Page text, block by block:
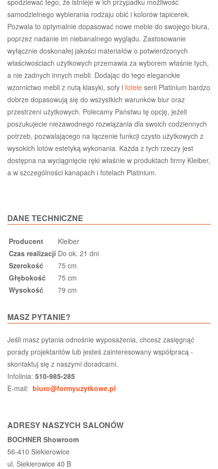
samodzielnego wybierania rodzaju obić i kolorów tapicerek.
Pozwala to optymalnie dopasować nowe meble do swojego biura,
poprzez nadanie im niebanalnego wyglądu. Zastosowanie
wyłącznie doskonałej jakości materiałów o potwierdzonych
właściwościach użytkowych przemawia za wyborem właśnie tych,
a nie żadnych innych mebli. Dodając do tego eleganckie
wzornictwo mebli z nutą klasyki, sofy i fotele serii Platinium bardzo
dobrze dopasowują się do wszystkich warunków biur oraz
przestrzeni użytkowych. Polecamy Państwu tę opcję, jeżeli
poszukujecie niezawodnego rozwiązania dla swoich codziennych
potrzeb, pozwalającego na łączenie funkcji czysto użytkowych z
wysokich lotów estetyką wykonania. Każda z tych rzeczy jest
dostępna na wyciągnięcie ręki właśnie w produktach firmy Kleiber,
a w szczególności kanapach i fotelach Platinium.
DANE TECHNICZNE
Producent
Kleiber
Czas realizacji Do ok. 21 dni
Szerokość
75 cm
Głębokość
75 cm
Wysokość
79 cm
MASZ PYTANIE?
Jeśli masz pytania odnośnie wyposażenia, chcesz zasięgnąć
porady projektantów lub jesteś zainteresowany współpracą -
skontaktuj się z naszymi doradcami.
Infolinia: 510-985-285
E-mail: biuro@formyuzytkowe.pl
ADRESY NASZYCH SALONÓW
BOCHNER Showroom
56-410 Siekierowice
ul. Siekierowice 40 B